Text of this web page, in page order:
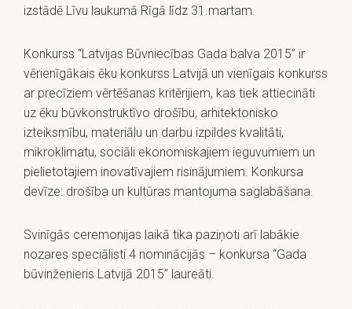
izstādē Līvu laukumā Rīgā līdz 31.martam.
Konkurss “Latvijas Būvniecības Gada balva 2015” ir
vērienīgākais ēku konkurss Latvijā un vienīgais konkurss
ar precīziem vērtēšanas kritērijiem, kas tiek attiecināti
uz ēku būvkonstruktīvo drošību, arhitektonisko
izteiksmību, materiālu un darbu izpildes kvalitāti,
mikroklimatu, sociāli ekonomiskajiem ieguvumiem un
pielietotajiem inovatīvajiem risinājumiem. Konkursa
devīze: drošība un kultūras mantojuma saglabāšana.
Svinīgās ceremonijas laikā tika paziņoti arī labākie
nozares speciālisti 4 nominācijās – konkursa “Gada
būvinženieris Latvijā 2015” laureāti.